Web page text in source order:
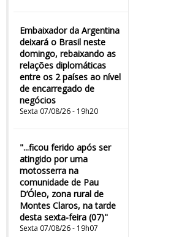
Embaixador da Argentina
deixará o Brasil neste
domingo, rebaixando as
relações diplomáticas
entre os 2 países ao nível
de encarregado de
negócios
Sexta 07/08/26 - 19h20
"...ficou ferido após ser
atingido por uma
motosserra na
comunidade de Pau
D’Óleo, zona rural de
Montes Claros, na tarde
desta sexta-feira (07)"
Sexta 07/08/26 - 19h07